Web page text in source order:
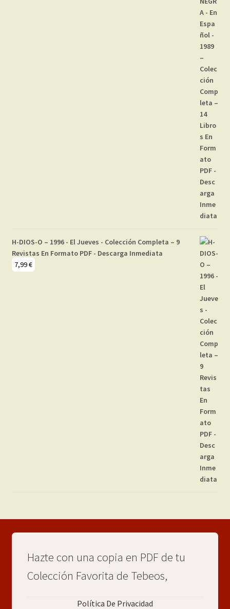
H-DIOS-O – 1996 - El Jueves - Colección Completa – 9
Revistas En Formato PDF - Descarga Inmediata
7,99€
Hazte con una copia en PDF de tu
Colección Favorita de Tebeos,
Política De Privacidad